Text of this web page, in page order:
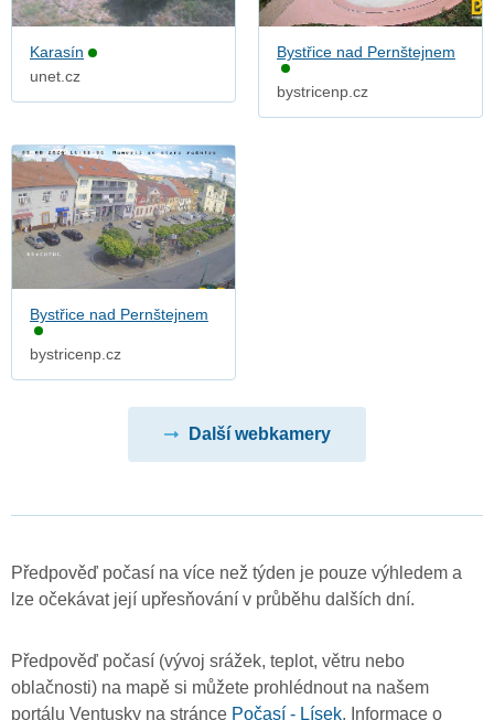
Karasín
unet.cz
Bystřice nad Pernštejnem
bystricenp.cz
Bystřice nad Pernštejnem
bystricenp.cz
Další webkamery
Předpověď počasí na více než týden je pouze výhledem a
lze očekávat její upřesňování v průběhu dalších dní.
Předpověď počasí (vývoj srážek, teplot, větru nebo
oblačnosti) na mapě si můžete prohlédnout na našem
portálu Ventusky na stránce Počasí - Lísek. Informace o